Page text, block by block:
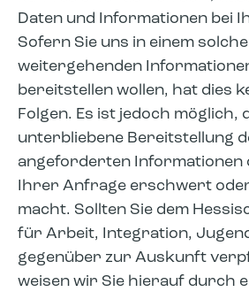
Daten und Informationen bei
Sofern Sie uns in einem
weitergehenden
bereitstellen wollen, hat dies
Folgen. Es ist jedoch möglich,
unterbliebene Bereitstellung
angeforderten Informationen
Ihrer Anfrage erschwert
macht. Sollten Sie dem
für Arbeit, Integration,
gegenüber zur Auskunft
weisen wir Sie hierauf durch